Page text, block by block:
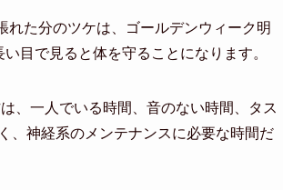
れた分のツケは、ゴールデンウィーク明
目で見ると体を守ることになります。
、一人でいる時間、音のない時間、タス
、神経系のメンテナンスに必要な時間だ